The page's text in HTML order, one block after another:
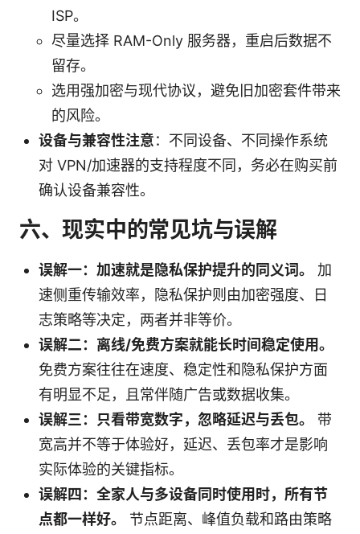
ISP。
尽量选择 RAM-Only 服务器，重启后数据不
留存。
选用强加密与现代协议，避免旧加密套件带来
的风险。
设备与兼容性注意：不同设备、不同操作系统
对 VPN/加速器的支持程度不同，务必在购买前
确认设备兼容性。
六、现实中的常见坑与误解
误解一：加速就是隐私保护提升的同义词。
加
速侧重传输效率，隐私保护则由加密强度、日
志策略等决定，两者并非等价。
误解二：离线/免费方案就能长时间稳定使用。
免费方案往往在速度、稳定性和隐私保护方面
有明显不足，且常伴随广告或数据收集。
误解三：只看带宽数字，忽略延迟与丢包。
带
宽高并不等于体验好，延迟、丢包率才是影响
实际体验的关键指标。
误解四：全家人与多设备同时使用时，所有节
点都一样好。
节点距离、峰值负载和路由策略